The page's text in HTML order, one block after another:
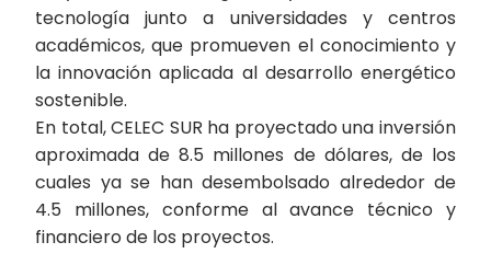
tecnología junto a universidades y centros
académicos, que promueven el conocimiento y
la innovación aplicada al desarrollo energético
sostenible.
En total, CELEC SUR ha proyectado una inversión
aproximada de 8.5 millones de dólares, de los
cuales ya se han desembolsado alrededor de
4.5 millones, conforme al avance técnico y
financiero de los proyectos.